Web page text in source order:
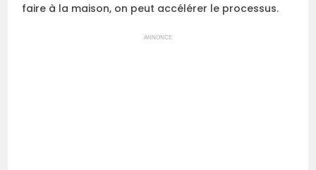
faire à la maison, on peut accélérer le processus.
ANNONCE